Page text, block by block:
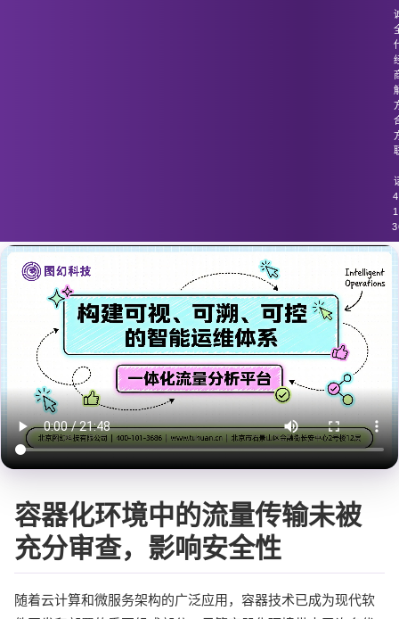
容器化环境中的流量传输未被
充分审查，影响安全性
随着云计算和微服务架构的广泛应用，容器技术已成为现代软